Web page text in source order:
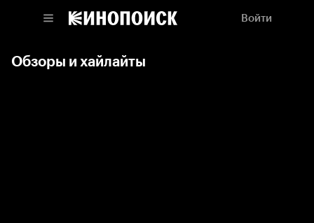
Войти
Обзоры и хайлайты